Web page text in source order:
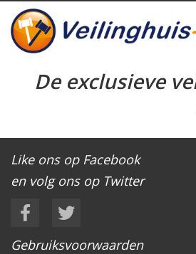
De exclusieve
Like ons op Facebook
en volg ons op Twitter
Gebruiksvoorwaarden